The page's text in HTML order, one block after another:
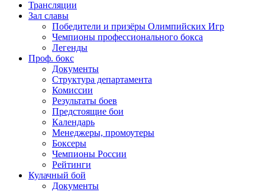
Трансляции
Зал славы
Победители и призёры Олимпийских Игр
Чемпионы профессионального бокса
Легенды
Проф. бокс
Документы
Структура департамента
Комиссии
Результаты боев
Предстоящие бои
Календарь
Менеджеры, промоутеры
Боксеры
Чемпионы России
Рейтинги
Кулачный бой
Документы